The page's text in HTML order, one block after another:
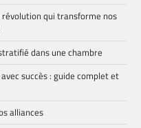
qui transforme nos
dans une chambre
succès : guide complet et
alliances